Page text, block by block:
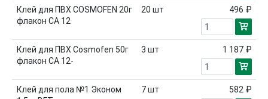
Клей для ПВХ COSMOFEN 20г
флакон CA 12
20 шт 496 ₽
Клей для ПВХ Cosmofen 50г
флакон CA 12-
3 шт 1 187 ₽
Клей для пола №1 Эконом
7шт 582 ₽